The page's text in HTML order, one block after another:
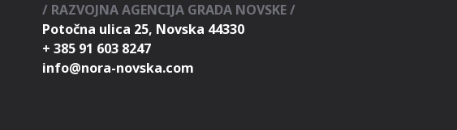
/ RAZVOJNA AGENCIJA GRADA NOVSKE /
Potočna ulica 25, Novska 44330
+ 385 91 603 8247